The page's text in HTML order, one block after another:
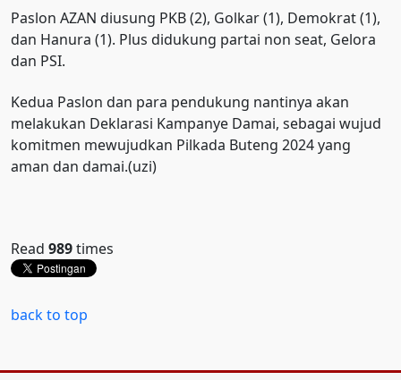
Paslon AZAN diusung PKB (2), Golkar (1), Demokrat (1),
dan Hanura (1). Plus didukung partai non seat, Gelora
dan PSI.
Kedua Paslon dan para pendukung nantinya akan
melakukan Deklarasi Kampanye Damai, sebagai wujud
komitmen mewujudkan Pilkada Buteng 2024 yang
aman dan damai.(uzi)
Read 989times
back to top